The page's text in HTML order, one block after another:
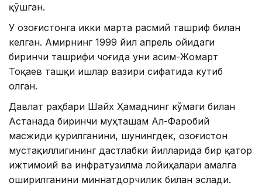
қўшган.
У Қозоғистонга икки марта расмий ташриф билан
келган. Амирнинг 1999 йил апрель ойидаги
биринчи ташрифи чоғида уни Қасим-Жомарт
Тоқаев ташқи ишлар вазири сифатида кутиб
олган.
Давлат раҳбари Шайх Ҳамаднинг кўмаги билан
Астанада биринчи муҳташам Ал-Фаробий
масжиди қурилганини, шунингдек, Қозоғистон
мустақиллигининг дастлабки йилларида бир қатор
ижтимоий ва инфратузилма лойиҳалари амалга
оширилганини миннатдорчилик билан эслади.